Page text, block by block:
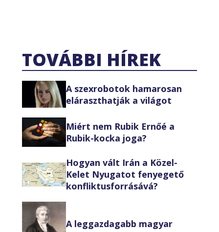
TOVÁBBI HÍREK
A szexrobotok hamarosan
eláraszthatják a világot
Miért nem Rubik Ernőé a
Rubik-kocka joga?
Hogyan vált Irán a Közel-
Kelet Nyugatot fenyegető
konfliktusforrásává?
A leggazdagabb magyar